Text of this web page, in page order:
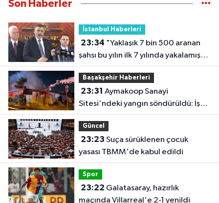
Son Haberler
İstanbul Haberleri
23:34
şahsı bu yılın ilk 7 yılında yakalamış
durumdayız"
Başakşehir Haberleri
23:31
Sitesi'ndeki yangın söndürüldü: İş
yeri kullanılamaz hale geldi
Güncel
23:23
yasası TBMM'de kabul edildi
Spor
23:22
maçında Villarreal'e 2-1 yenildi